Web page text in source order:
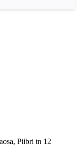
Piibri tn 12